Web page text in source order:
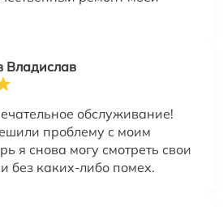
Владислав
обслуживание!
проблему с моим
я снова могу смотреть свои
без каких-либо помех.